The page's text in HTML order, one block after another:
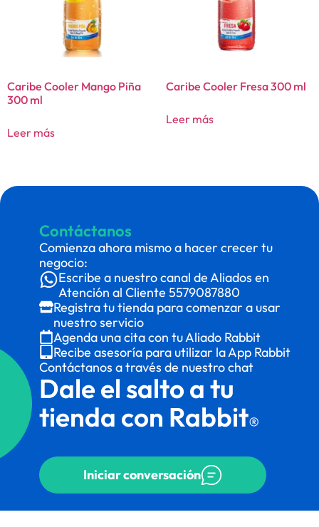
Caribe Cooler Mango Piña
300 ml
Leer más
Caribe Cooler Fresa 300 ml
Leer más
Contáctanos
Comienza ahora mismo a hacer crecer tu
negocio:
Escribe a nuestro canal de Aliados en
Atención al Cliente 5579087880
Registra tu tienda para comenzar a usar
nuestro servicio
Agenda una cita con tu Aliado Rabbit
Recibe asesoría para utilizar la App Rabbit
Contáctanos a través de nuestro chat
Dale el salto a tu
tienda con Rabbit®
Iniciar conversación